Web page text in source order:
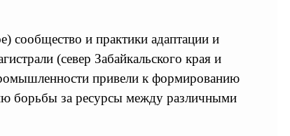
сообщество и практики адаптации и
(север Забайкальского края и
привели к формированию
борьбы за ресурсы между различными